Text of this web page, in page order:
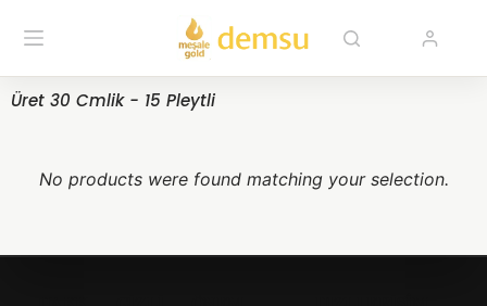
Üret 30 Cmlik - 15 Pleytli
No products were found matching your selection.